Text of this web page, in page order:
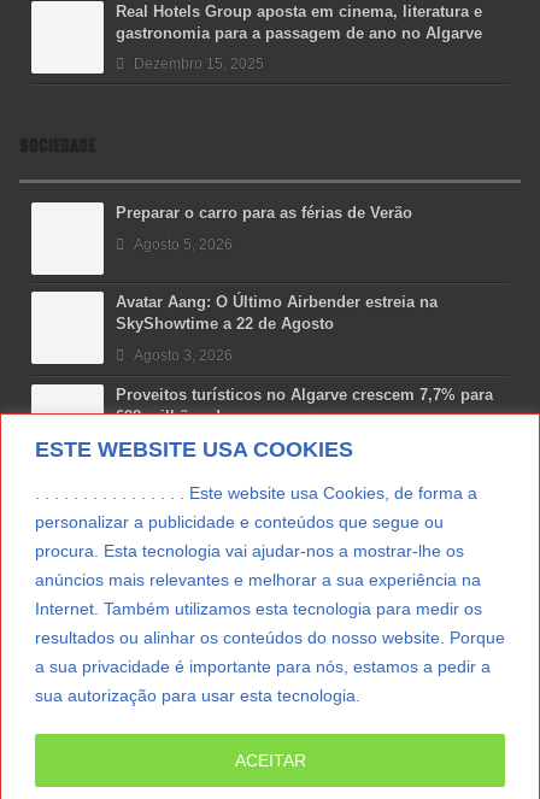
ESTE WEBSITE USA COOKIES
. . . . . . . . . . . . . . . . Este website usa Cookies, de forma a
personalizar a publicidade e conteúdos que segue ou
procura. Esta tecnologia vai ajudar-nos a mostrar-lhe os
anúncios mais relevantes e melhorar a sua experiência na
Internet. Também utilizamos esta tecnologia para medir os
resultados ou alinhar os conteúdos do nosso website. Porque
a sua privacidade é importante para nós, estamos a pedir a
sua autorização para usar esta tecnologia.
ACEITAR
Real Hotels Group aposta em cinema, literatura e
gastronomia para a passagem de ano no Algarve
Dezembro 15, 2025
SOCIEDADE
Preparar o carro para as férias de Verão
Agosto 5, 2026
Avatar Aang: O Último Airbender estreia na
SkyShowtime a 22 de Agosto
Agosto 3, 2026
Proveitos turísticos no Algarve crescem 7,7% para
698 milhões de euros
Julho 31, 2026
Costa Boal Branco 2025: nova colheita reforça
Novas 7 Maravilhas de Portugal: Setúbal recebe
final regional da Grande Lisboa
Julho 29, 2026